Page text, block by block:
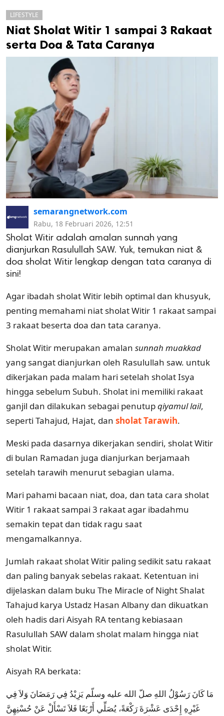
cipta.
LIFESTYLE
Niat Sholat Witir 1 sampai 3 Rakaat
serta Doa & Tata Caranya
semarangnetwork.com
Rabu, 18 Februari 2026, 12:51
Sholat Witir adalah amalan sunnah yang
dianjurkan Rasulullah SAW. Yuk, temukan niat &
doa sholat Witir lengkap dengan tata caranya di
sini!
Agar ibadah sholat Witir lebih optimal dan khusyuk,
penting memahami niat sholat Witir 1 rakaat sampai
3 rakaat beserta doa dan tata caranya.
Sholat Witir merupakan amalan sunnah muakkad
yang sangat dianjurkan oleh Rasulullah saw. untuk
dikerjakan pada malam hari setelah sholat Isya
hingga sebelum Subuh. Sholat ini memiliki rakaat
ganjil dan dilakukan sebagai penutupqiyamullail,
seperti Tahajud, Hajat, dan sholat Tarawih.
Meski pada dasarnya dikerjakan sendiri, sholat Witir
di bulan Ramadan juga dianjurkan berjamaah
setelah tarawih menurut sebagian ulama.
Mari pahami bacaan niat, doa, dan tata cara sholat
Witir 1 rakaat sampai 3 rakaat agar ibadahmu
semakin tepat dan tidak ragu saat
mengamalkannya.
Jumlah rakaat sholat Witir paling sedikit satu rakaat
dan paling banyak sebelas rakaat. Ketentuan ini
dijelaskan dalam buku The Miracle of Night Shalat
Tahajud karya Ustadz Hasan Albany dan dikuatkan
oleh hadis dari Aisyah RA tentang kebiasaan
Rasulullah SAW dalam sholat malam hingga niat
sholat Witir.
Aisyah RA berkata:
مَا كَانَ رَسُوْلُ اللهِ صلّ الله عليه وسلّم يَزِيْدُ فِي رَمَضَانَ وَلاَ فِي
غَيْرِهِ إِحْدَى عَشْرَةَ رَكْعَةً، يُصَلِّي أَرْبَعًا فَلاَ تَسْأَلْ عَنْ حُسْنِهِنَّ